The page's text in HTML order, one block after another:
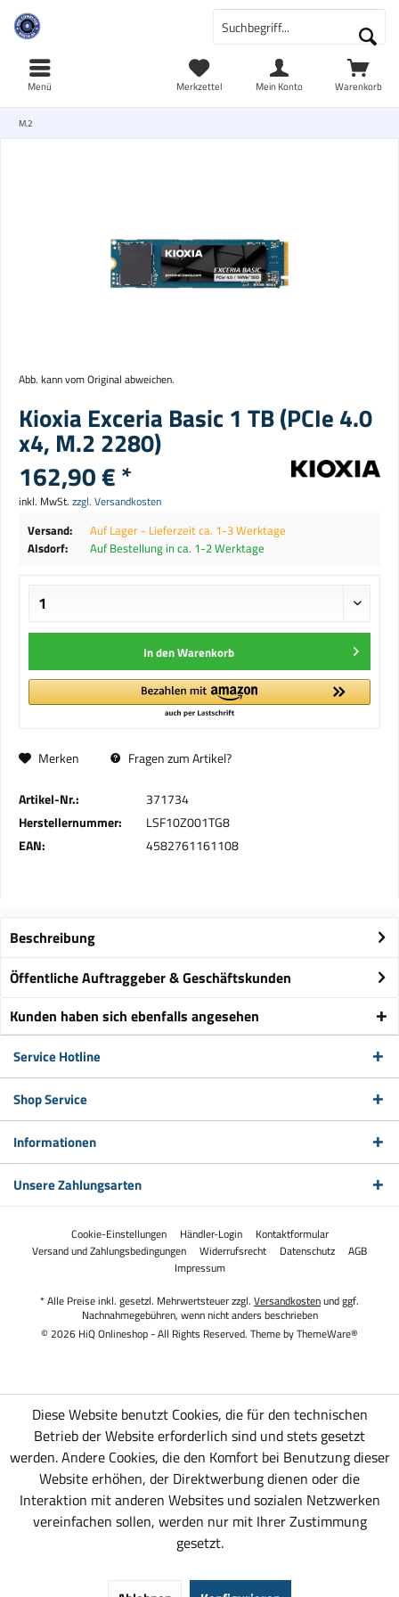
Warenkorb
Merkzettel Mein Konto
Menü
M.2
Abb. kann vom Original abweichen.
Kioxia Exceria Basic 1 TB (PCIe 4.0
x4, M.2 2280)
162,90 € *
inkl. MwSt. zzgl. Versandkosten
Versand:
Auf Lager - Lieferzeit ca. 1-3 Werktage
Alsdorf:
Auf Bestellung in ca. 1-2 Werktage
In denWarenkorb
Merken Fragen zum Artikel?
Artikel-Nr.:
371734
Herstellernummer:
LSF10Z001TG8
EAN:
4582761161108
Beschreibung
Öffentliche Auftraggeber & Geschäftskunden
Kunden haben sich ebenfalls angesehen
Service Hotline
Shop Service
Informationen
Unsere Zahlungsarten
Cookie-Einstellungen Händler-Login
Kontaktformular
Versand und Zahlungsbedingungen
Widerrufsrecht Datenschutz
AGB
Impressum
* Alle Preise inkl. gesetzl. Mehrwertsteuer zzgl. Versandkostenund ggf.
Nachnahmegebühren, wenn nicht anders beschrieben
© 2026 HiQ Onlineshop - All Rights Reserved. Theme byThemeWare®
Diese Website benutzt Cookies, die für den technischen
Betrieb der Website erforderlich sind und stets gesetzt
werden. Andere Cookies, die den Komfort bei Benutzung dieser
Website erhöhen, der Direktwerbung dienen oder die
Interaktion mit anderen Websites und sozialen Netzwerken
vereinfachen sollen, werden nur mit Ihrer Zustimmung
gesetzt.